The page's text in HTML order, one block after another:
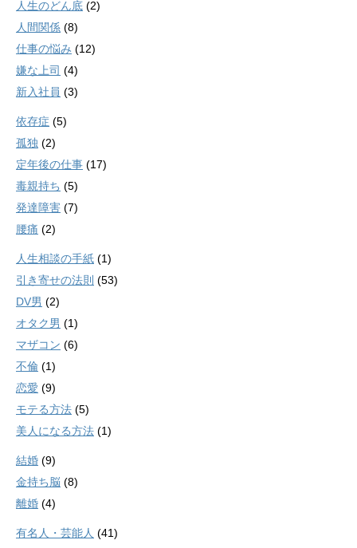
人生のどん底 (2)
人間関係 (8)
仕事の悩み (12)
嫌な上司 (4)
新入社員 (3)
依存症 (5)
孤独 (2)
定年後の仕事 (17)
毒親持ち (5)
発達障害 (7)
腰痛 (2)
人生相談の手紙 (1)
引き寄せの法則 (53)
DV男 (2)
オタク男 (1)
マザコン (6)
不倫 (1)
恋愛 (9)
モテる方法 (5)
美人になる方法 (1)
結婚 (9)
金持ち脳 (8)
離婚 (4)
有名人・芸能人 (41)